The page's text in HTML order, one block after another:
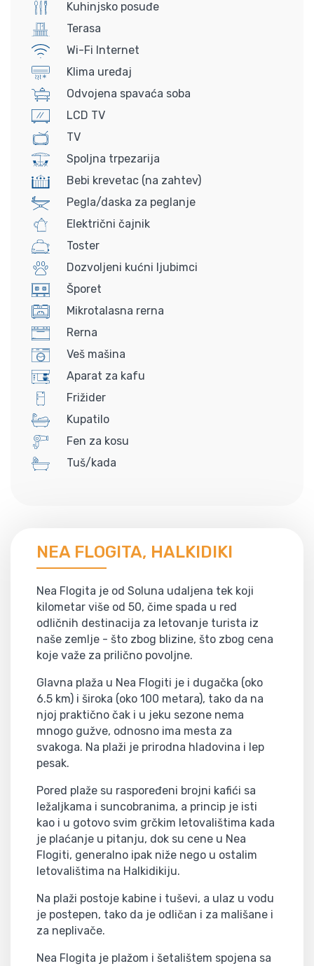
Kuhinjsko posuđe
Terasa
Wi-Fi Internet
Klima uređaj
Odvojena spavaća soba
LCD TV
TV
Spoljna trpezarija
Bebi krevetac (na zahtev)
Pegla/daska za peglanje
Električni čajnik
Toster
Dozvoljeni kućni ljubimci
Šporet
Mikrotalasna rerna
Rerna
Veš mašina
Aparat za kafu
Frižider
Kupatilo
Fen za kosu
Tuš/kada
NEA FLOGITA, HALKIDIKI
Nea Flogita je od Soluna udaljena tek koji
kilometar više od 50, čime spada u red
odličnih destinacija za letovanje turista iz
naše zemlje - što zbog blizine, što zbog cena
koje važe za prilično povoljne.
Glavna plaža u Nea Flogiti je i dugačka (oko
6.5 km) i široka (oko 100 metara), tako da na
njoj praktično čak i u jeku sezone nema
mnogo gužve, odnosno ima mesta za
svakoga. Na plaži je prirodna hladovina i lep
pesak.
Pored plaže su raspoređeni brojni kafići sa
ležaljkama i suncobranima, a princip je isti
kao i u gotovo svim grčkim letovalištima kada
je plaćanje u pitanju, dok su cene u Nea
Flogiti, generalno ipak niže nego u ostalim
letovalištima na Halkidikiju.
Na plaži postoje kabine i tuševi, a ulaz u vodu
je postepen, tako da je odličan i za mališane i
za neplivače.
Nea Flogita je plažom i šetalištem spojena sa